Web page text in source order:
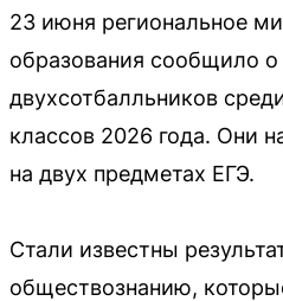
23 июня региональное
образования сообщило
двухсотбалльников
классов 2026 года. Они
на двух предметах ЕГЭ.
Стали известны
обществознанию,